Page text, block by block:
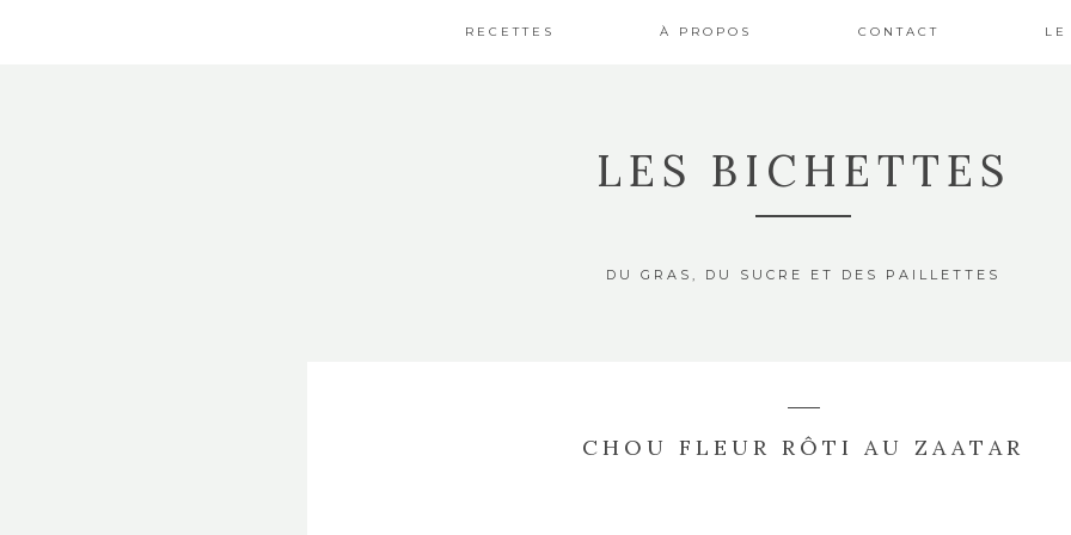
RECETTES À PROPOS CONTACT LE
LES BICHETTES
DU GRAS, DU SUCRE ET DES PAILLETTES
CHOU FLEUR RÔTI AU ZAATAR